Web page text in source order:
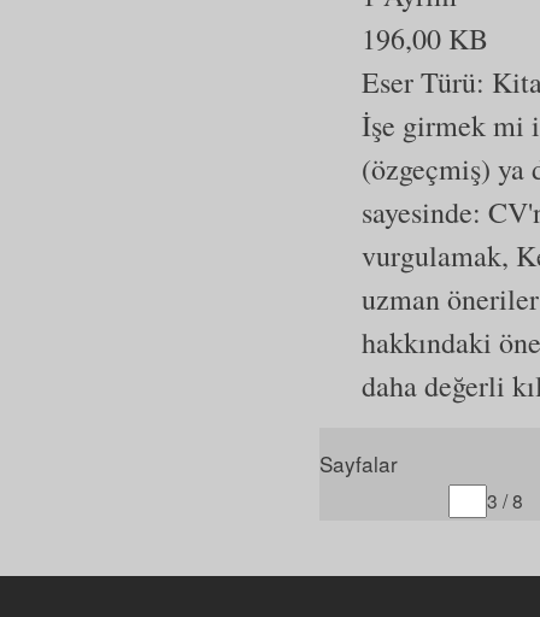
196,00 KB
Eser Türü:
İşe girmek mi
(özgeçmiş) ya
sayesinde:
vurgulamak,
uzman
hakkındaki
daha değerli
Sayfalar
Gitmek istediğiniz3 / 8